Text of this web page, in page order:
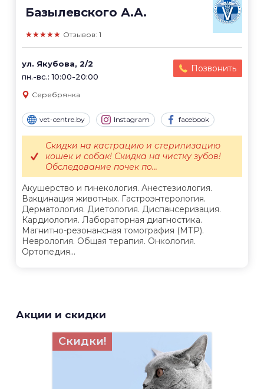
Базылевского А.А.
★★★★★ Отзывов: 1
ул. Якубова, 2/2
пн.-вс.: 10:00-20:00
Позвонить
Серебрянка
vet-centre.by Instagram facebook
Акушерство и гинекология. Анестезиология.
Вакцинация животных. Гастроэнтерология.
Дерматология. Диетология. Диспансеризация.
Кардиология. Лабораторная диагностика.
Магнитно-резонансная томография (МТР).
Неврология. Общая терапия. Онкология.
Ортопедия...
Скидки на кастрацию и стерилизацию
кошек и собак! Скидка на чистку зубов!
Обследование почек по...
Акции и скидки
Скидки!